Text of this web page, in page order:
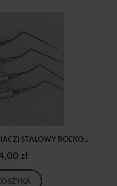
STALOWY ROEKO...
zł